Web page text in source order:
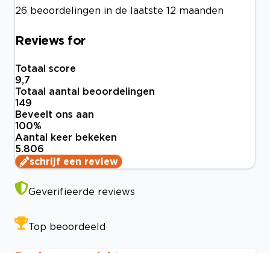
26 beoordelingen in de laatste 12 maanden
Reviews for
Totaal score
9,7
Totaal aantal beoordelingen
149
Beveelt ons aan
100%
Aantal keer bekeken
5.806
schrijf een review
Geverifieerde reviews
Top beoordeeld